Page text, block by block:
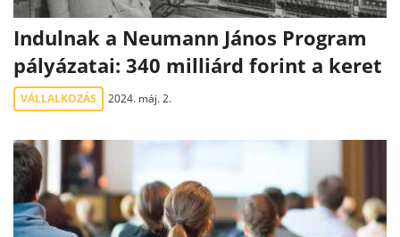
Indulnak a Neumann János Program
pályázatai: 340 milliárd forint a keret
VÁLLALKOZÁS 2024. máj. 2.